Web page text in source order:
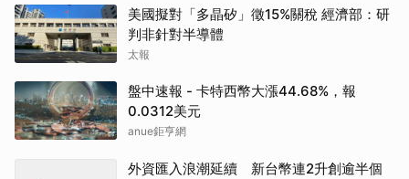
美國擬對「多晶矽」徵15%關稅 經濟部：研
判非針對半導體
太報
盤中速報 - 卡特西幣大漲44.68%，報
0.0312美元
anue鉅亨網
外資匯入浪潮延續 新台幣連2升創逾半個